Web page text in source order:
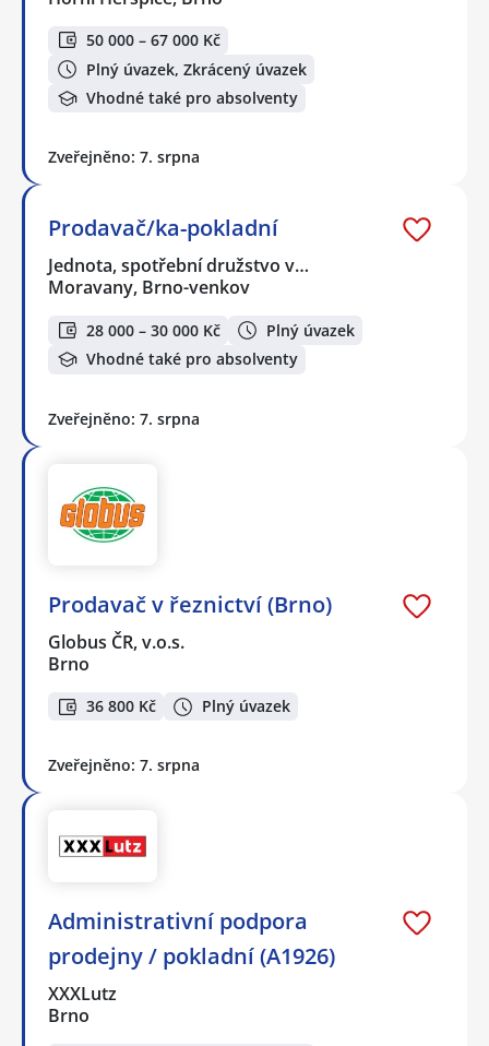
50 000 – 67 000 Kč
Plný úvazek, Zkrácený úvazek
Vhodné také pro absolventy
Zveřejněno: 7. srpna
Prodavač/ka-pokladní
Jednota, spotřební družstvo v…
Moravany, Brno-venkov
28 000 – 30 000 Kč
Plný úvazek
Vhodné také pro absolventy
Zveřejněno: 7. srpna
Prodavač v řeznictví (Brno)
Globus ČR, v.o.s.
Brno
36 800 Kč Plný úvazek
Zveřejněno: 7. srpna
Administrativní podpora
prodejny / pokladní (A1926)
XXXLutz
Brno